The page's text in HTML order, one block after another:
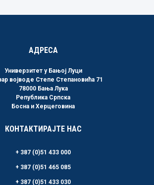
АДРЕСА
Универзитет у Бањој Луци
војводе Степе Степановића 71
78000 Бања Лука
Република Српска
Босна и Херцеговина
КОНТАКТИРАЈТЕ НАС
+ 387 (0)51 433 000
+ 387 (0)51 465 085
+ 387 (0)51 433 030